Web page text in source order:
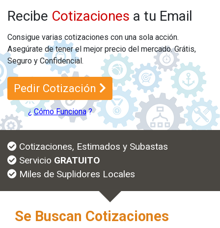
Recibe Cotizaciones a tu Email
Consigue varias cotizaciones con una sola acción.
Asegúrate de tener el mejor precio del mercado. Grátis,
Seguro y Confidencial.
Pedir Cotización
¿Cómo Funciona?
Cotizaciones, Estimados y Subastas
Servicio GRATUITO
Miles de Suplidores Locales
Se Buscan Cotizaciones